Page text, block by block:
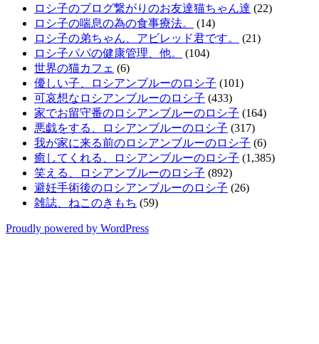
ロシ子のブログ繋がりのお友達猫ちゃん達 (22)
ロシ子の喘息の為の食事療法。
(14)
ロシ子の弟ちゃん、アビレッド君です。
(21)
ロシ子パパの健康管理、他。
(104)
世界の猫カフェ (6)
優しい子、ロシアンブルーのロシ子 (101)
可哀想なロシアンブルーのロシ子 (433)
家でお留守番のロシアンブルーのロシ子 (164)
悪戯をする、ロシアンブルーのロシ子 (317)
我が家に来る前のロシアンブルーのロシ子 (6)
癒してくれる、ロシアンブルーのロシ子 (1,385)
笑える、ロシアンブルーのロシ子 (892)
避妊手術後のロシアンブルーのロシ子 (26)
雑誌、ねこのきもち (59)
Proudly powered by WordPress